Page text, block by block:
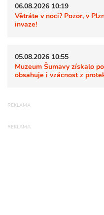
06.08.2026 10:19
Větráte v noci? Pozor, v
invaze!
05.08.2026 10:55
Muzeum Šumavy získalo
obsahuje i vzácnost z